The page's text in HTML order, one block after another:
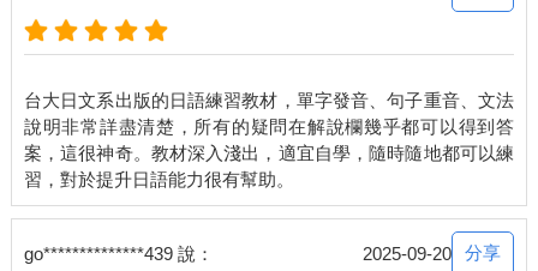
台大日文系出版的日語練習教材，單字發音、句子重音、文法
說明非常詳盡清楚，所有的疑問在解說欄幾乎都可以得到答
案，這很神奇。教材深入淺出，適宜自學，隨時隨地都可以練
go**************439 說： 2025-09-20 分享